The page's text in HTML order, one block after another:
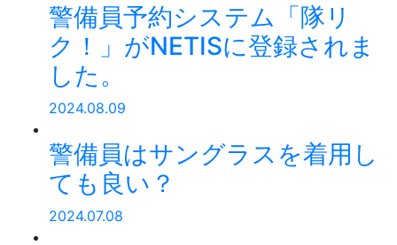
警備員予約システム「隊リ
ク！」がNETISに登録されま
した。
2024.08.09
警備員はサングラスを着用し
ても良い？
2024.07.08